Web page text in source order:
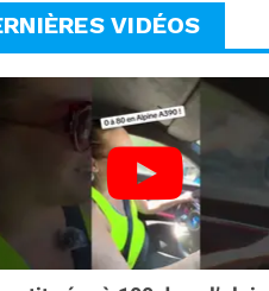
VIDÉOS